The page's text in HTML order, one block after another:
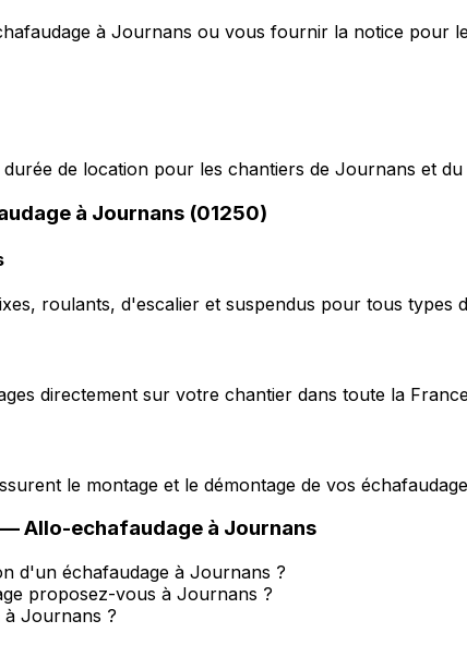
à Journans ou vous fournir la notice pour
de location pour les chantiers de Journans et du
à Journans (01250)
roulants, d'escalier et suspendus pour tous
directement sur votre chantier dans toute la
le montage et le démontage de vos
—Allo-echafaudage à Journans
d'un échafaudage à Journans ?
proposez-vous à Journans ?
à Journans ?